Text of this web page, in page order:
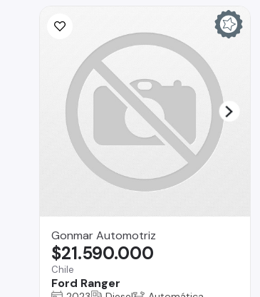
Gonmar Automotriz
Chile
Ford Ranger
$21.590.000